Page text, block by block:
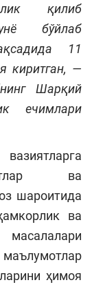
қилиб
бўйлаб
11
киритган, —
Шарқий
ечимлари
ва
шароитида
ва
ҳимоя